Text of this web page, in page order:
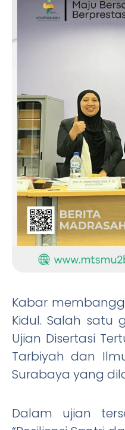
Kabar
Kidul. Salah satu
Ujian Disertasi
Tarbiyah dan
Surabaya yang
Dalam ujian